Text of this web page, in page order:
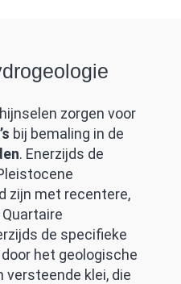
zorgen voor
bij bemaling in de
. Enerzijds de
zijn met recentere,
de specifieke
het geologische
versteende klei, die